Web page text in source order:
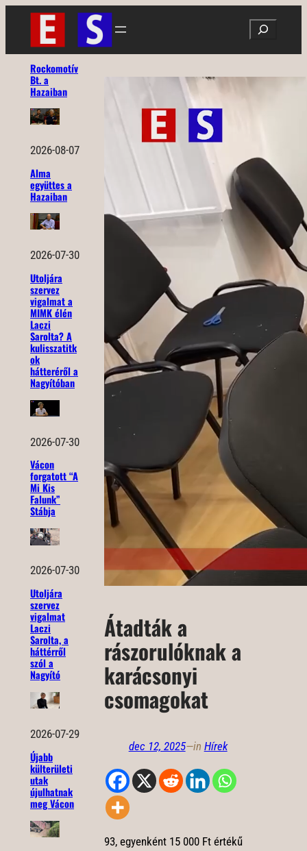
Ugrás
tartalomhoz
Search
Rockomotív
Bt. a
Hazaiban
2026-08-07
Alma
együttes a
Hazaiban
2026-07-30
Utoljára
szervez
vigalmat a
MIMK élén
Laczi
Sarolta? A
kulisszatitk
ok
hátteréről a
Nagyítóban
2026-07-30
Vácon
forgatott “A
Mi Kis
Falunk”
Stábja
2026-07-30
Utoljára
szervez
vigalmat
Laczi
Sarolta, a
háttérről
szól a
Nagyító
2026-07-29
Újabb
külterületi
utak
újulhatnak
meg Vácon
Átadták a
rászorulóknak a
karácsonyi
csomagokat
dec 12, 2025—in Hírek
93, egyenként 15 000 Ft értékű